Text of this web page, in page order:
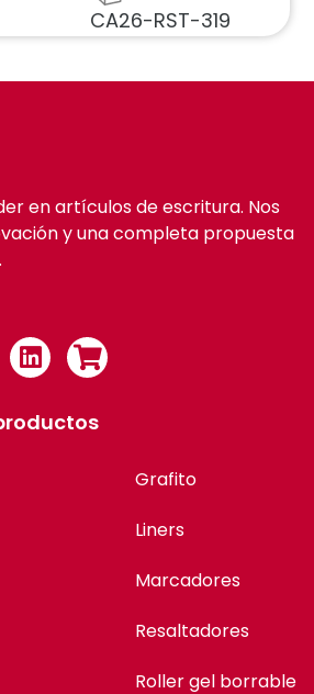
CA26-RST-319
en artículos de escritura. Nos
y una completa propuesta
Grafito
Liners
Marcadores
Resaltadores
Roller gel borrable